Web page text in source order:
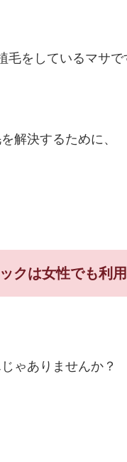
毛をしているマサで
解決するために、
クは女性でも利
ゃありませんか？